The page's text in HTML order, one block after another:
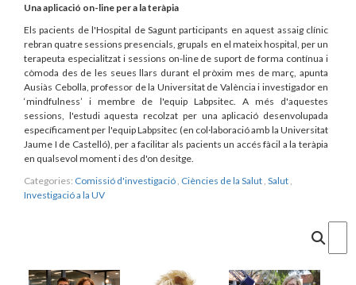
Una aplicació on-line per a la teràpia
Els pacients de l'Hospital de Sagunt participants en aquest assaig clínic
rebran quatre sessions presencials, grupals en el mateix hospital, per un
terapeuta especialitzat i sessions on-line de suport de forma contínua i
còmoda des de les seues llars durant el pròxim mes de març, apunta
Ausiàs Cebolla, professor de la Universitat de València i investigador en
‘mindfulness’ i membre de l'equip Labpsitec. A més d'aquestes
sessions, l'estudi aquesta recolzat per una aplicació desenvolupada
específicament per l'equip Labpsitec (en col·laboració amb la Universitat
Jaume I de Castelló), per a facilitar als pacients un accés fàcil a la teràpia
en qualsevol moment i des d'on desitge.
Categories: Comissió d'investigació Ciències de la Salut Salut
Investigació a la UV